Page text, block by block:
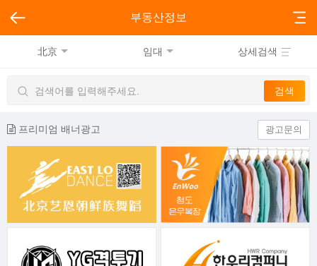
부동산정보
北京 임대 상세검색
프리미엄 배너광고 광고문의